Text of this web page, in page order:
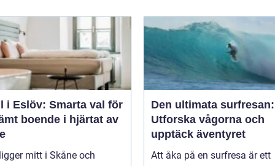
i Eslöv: Smarta val för
boende i hjärtat av
mitt i Skåne och
Den ultimata surfresan:
Utforska vågorna och
upptäck äventyret
Att åka på en surfresa är ett